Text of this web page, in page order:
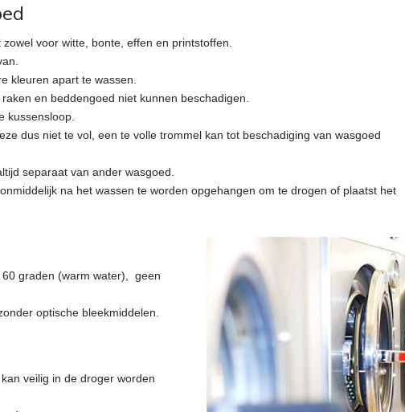
voor witte, bonte, effen en printstoffen.
kleuren apart te wassen.
en beddengoed niet kunnen beschadigen.
kussensloop.
dus niet te vol, een te volle trommel kan tot beschadiging van wasgoed
separaat van ander wasgoed.
na het wassen te worden opgehangen om te drogen of plaatst het
graden (warm water), geen
optische bleekmiddelen.
veilig in de droger worden